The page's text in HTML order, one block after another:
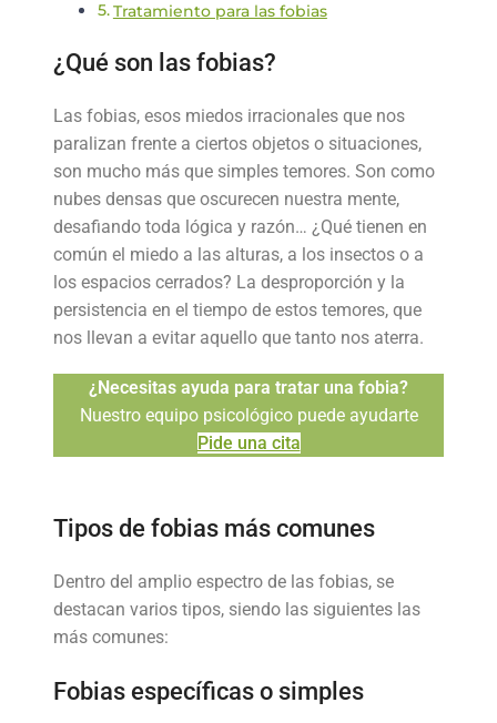
Tratamiento para las fobias
¿Qué son las fobias?
Las fobias, esos miedos irracionales que nos
paralizan frente a ciertos objetos o situaciones,
son mucho más que simples temores. Son como
nubes densas que oscurecen nuestra mente,
desafiando toda lógica y razón… ¿Qué tienen en
común el miedo a las alturas, a los insectos o a
los espacios cerrados? La desproporción y la
persistencia en el tiempo de estos temores, que
nos llevan a evitar aquello que tanto nos aterra.
¿Necesitas ayuda para tratar una fobia?
Nuestro equipo psicológico puede ayudarte
Pide una cita
Tipos de fobias más comunes
Dentro del amplio espectro de las fobias, se
destacan varios tipos, siendo las siguientes las
más comunes:
Fobias específicas o simples